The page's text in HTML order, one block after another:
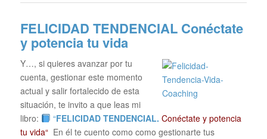
FELICIDAD TENDENCIAL Conéctate
y potencia tu vida
Y…, si quieres avanzar por tu
cuenta, gestionar este momento
actual y salir fortalecido de esta
situación, te invito a que leas mi
libro:
“FELICIDAD TENDENCIAL. Conéctate y potencia
tu vida“ En él te cuento como como gestionarte tus